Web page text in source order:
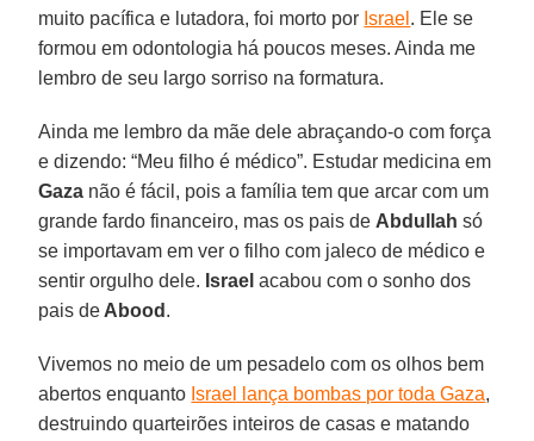
muito pacífica e lutadora, foi morto por Israel . Ele se
formou em odontologia há poucos meses. Ainda me
lembro de seu largo sorriso na formatura.
Ainda me lembro da mãe dele abraçando-o com força
e dizendo: “Meu filho é médico”. Estudar medicina em
Gaza não é fácil, pois a família tem que arcar com um
grande fardo financeiro, mas os pais de Abdullah só
se importavam em ver o filho com jaleco de médico e
sentir orgulho dele. Israel acabou com o sonho dos
pais de Abood .
Vivemos no meio de um pesadelo com os olhos bem
abertos enquanto Israel lança bombas por toda Gaza,
destruindo quarteirões inteiros de casas e matando